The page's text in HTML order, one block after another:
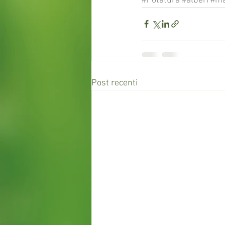
Post recenti